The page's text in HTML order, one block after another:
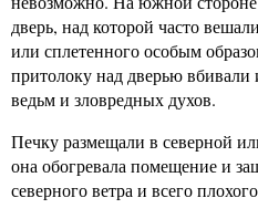
дверь, над которой часто
или сплетенного особым
притолоку над дверью
ведьм и зловредных духов.
Печку размещали в северной
она обогревала помещение и
северного ветра и всего